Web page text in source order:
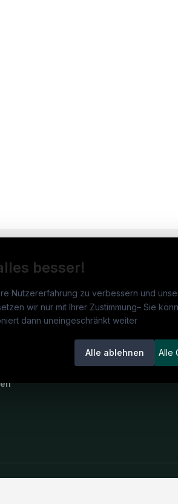
besser!
Nutzererfahrung zu verbessern und
wir nur mit Ihrer Zustimmung– Sie
dann uneingeschränkt weiter
Alle ablehnen
Alle
Jobs
Jobkategorien